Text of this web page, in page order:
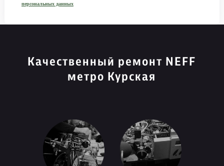
персональных данных
Качественный ремонт NEFF
метро Курская